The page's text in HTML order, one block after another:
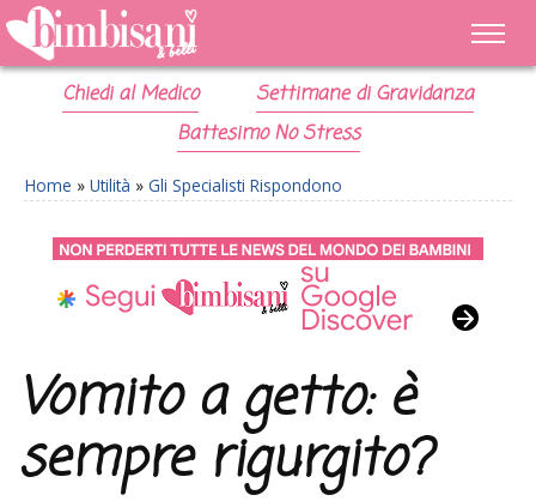
Chiedi al Medico
Settimane di Gravidanza
Battesimo No Stress
Home » Utilità » Gli Specialisti Rispondono
Vomito a getto: è
sempre rigurgito?